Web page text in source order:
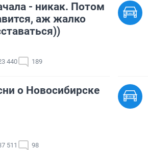
- никак. Потом
аж жалко
440 189
о Новосибирске
511 98